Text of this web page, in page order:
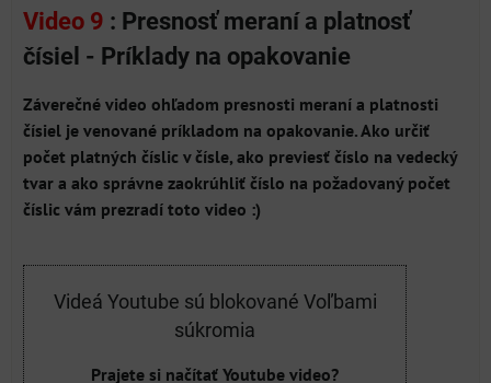
Video 9 : Presnosť meraní a platnosť
čísiel - Príklady na opakovanie
Záverečné video ohľadom presnosti meraní a platnosti
čísiel je venované príkladom na opakovanie. Ako určiť
počet platných číslic v čísle, ako previesť číslo na vedecký
tvar a ako správne zaokrúhliť číslo na požadovaný počet
číslic vám prezradí toto video :)
Videá Youtube sú blokované Voľbami
súkromia
Prajete si načítať Youtube video?